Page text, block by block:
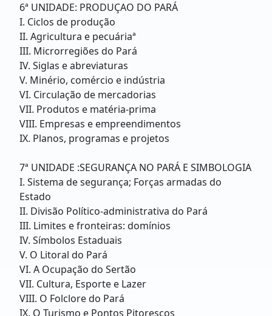
6ª UNIDADE: PRODUÇAO DO PARÁ
I. Ciclos de produção
II. Agricultura e pecuáriaª
III. Microrregiões do Pará
IV. Siglas e abreviaturas
V. Minério, comércio e indústria
VI. Circulação de mercadorias
VII. Produtos e matéria-prima
VIII. Empresas e empreendimentos
IX. Planos, programas e projetos
7ª UNIDADE :SEGURANÇA NO PARÁ E SIMBOLOGIA
I. Sistema de segurança; Forças armadas do
Estado
II. Divisão Político-administrativa do Pará
III. Limites e fronteiras: domínios
IV. Símbolos Estaduais
V. O Litoral do Pará
VI. A Ocupação do Sertão
VII. Cultura, Esporte e Lazer
VIII. O Folclore do Pará
IX. O Turismo e Pontos Pitorescos